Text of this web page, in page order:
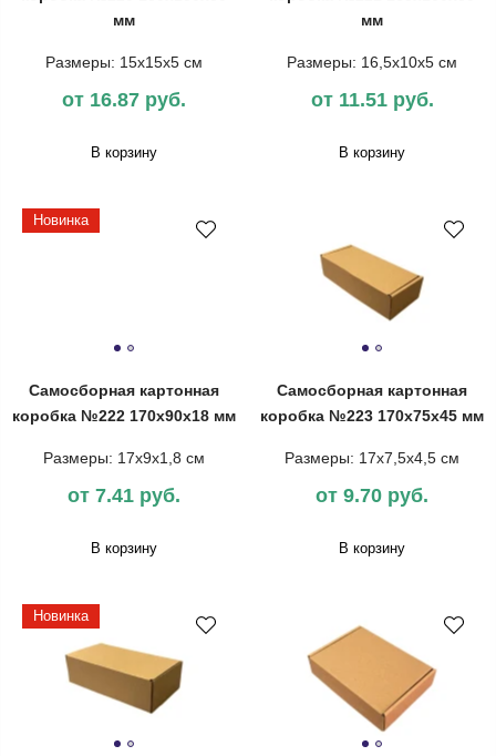
мм
Размеры: 15х15х5 см
от 16.87 руб.
В корзину
мм
Размеры: 16,5х10х5 см
от 11.51 руб.
В корзину
Новинка
Самосборная картонная
коробка №222 170х90х18 мм
Размеры: 17х9х1,8 см
от 7.41 руб.
В корзину
Самосборная картонная
коробка №223 170х75х45 мм
Размеры: 17х7,5х4,5 см
от 9.70 руб.
В корзину
Новинка